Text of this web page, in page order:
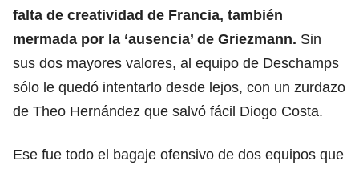
falta de creatividad de Francia, también
mermada por la ‘ausencia’ de Griezmann. Sin
sus dos mayores valores, al equipo de Deschamps
sólo le quedó intentarlo desde lejos, con un zurdazo
de Theo Hernández que salvó fácil Diogo Costa.
Ese fue todo el bagaje ofensivo de dos equipos que